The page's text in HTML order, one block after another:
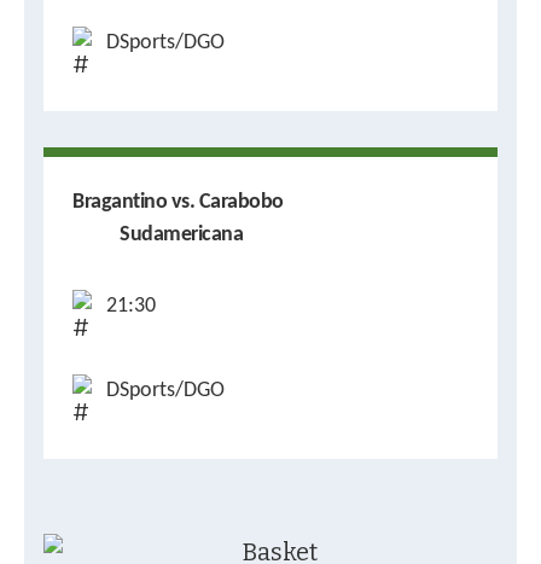
DSports/DGO
Bragantino vs. Carabobo
Sudamericana
21:30
DSports/DGO